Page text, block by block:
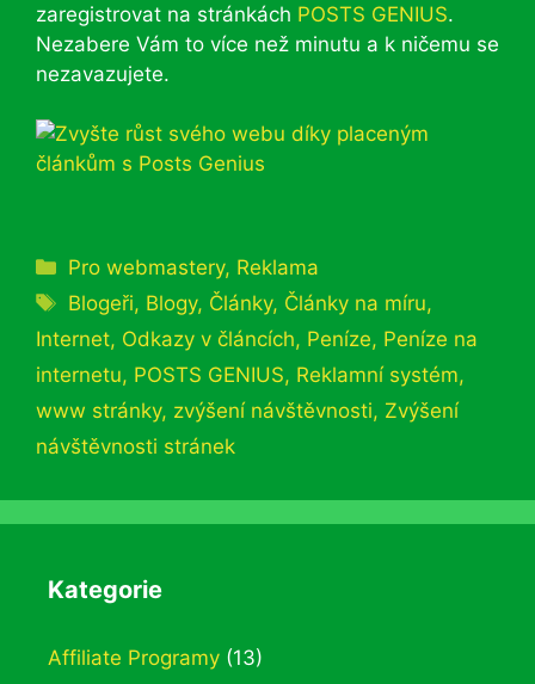
zaregistrovat na stránkách POSTS GENIUS.
Nezabere Vám to více než minutu a k ničemu se
nezavazujete.
Rubriky
Pro webmastery, Reklama
Štítky
Blogeři, Blogy, Články, Články na míru,
Internet, Odkazy v článcích, Peníze, Peníze na
internetu, POSTS GENIUS, Reklamní systém,
www stránky, zvýšení návštěvnosti, Zvýšení
návštěvnosti stránek
Kategorie
Affiliate Programy (13)